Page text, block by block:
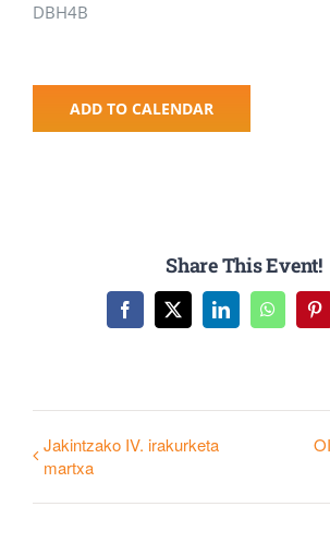
DBH4B
ADD TO CALENDAR
Share This Event!
Facebook
X LinkedIn
Jakintzako IV. irakurketa
martxa